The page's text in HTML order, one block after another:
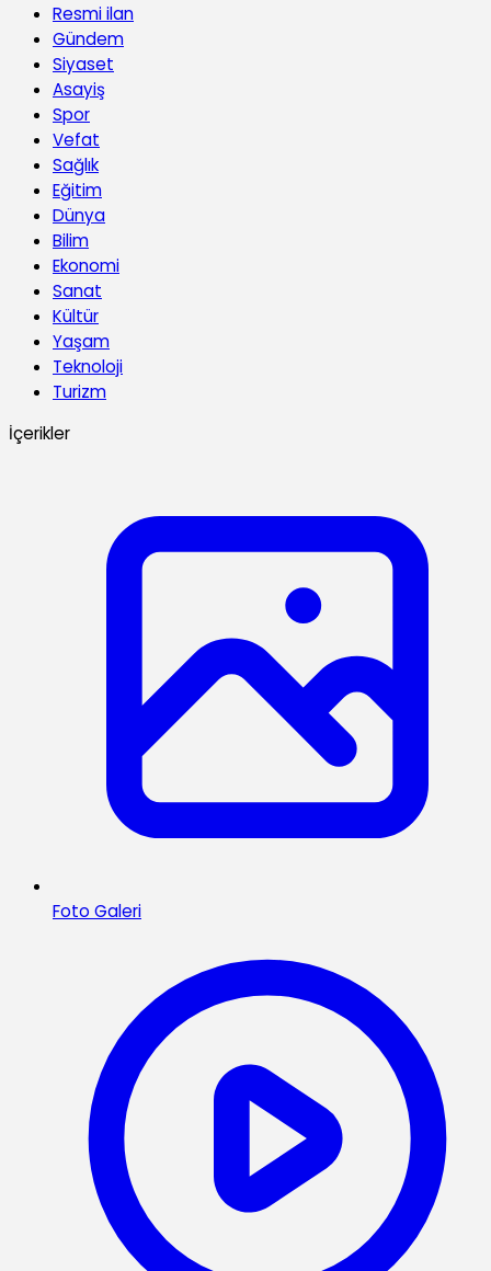
Resmi ilan
Gündem
Siyaset
Asayiş
Spor
Vefat
Sağlık
Eğitim
Dünya
Bilim
Ekonomi
Sanat
Kültür
Yaşam
Teknoloji
Turizm
İçerikler
Foto Galeri